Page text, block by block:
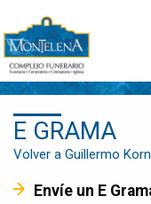
E GRAMA
Volver a Guillermo Korn
Envíe un E Grama (mensaje de pésame) que será